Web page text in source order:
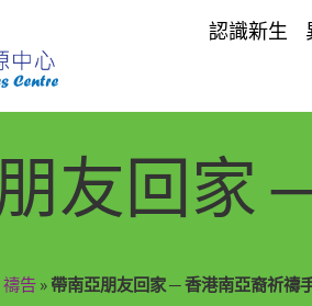
認識新生
友回家
禱告» 帶南亞朋友回家 ─ 香港南亞裔祈禱